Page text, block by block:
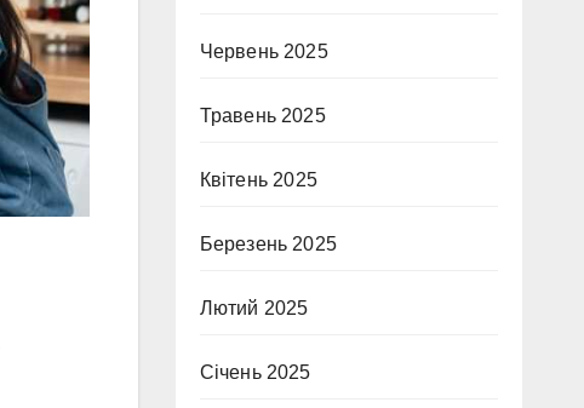
Червень 2025
Травень 2025
Квітень 2025
Березень 2025
Лютий 2025
Січень 2025